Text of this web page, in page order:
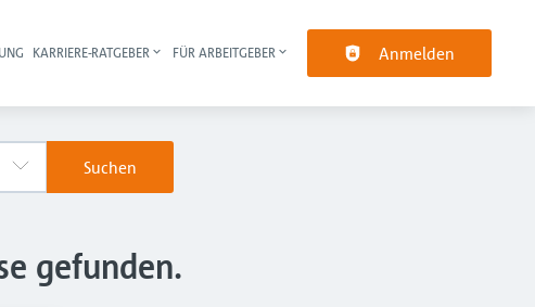
Haupt-Navigation
KARRIERE-RATGEBER FÜR ARBEITGEBER Anmelden
Suchen
gefunden.